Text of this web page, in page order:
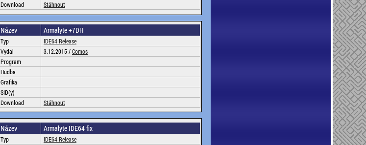
Download
Stáhnout
Název Armalyte +7DH
Typ
IDE64 Release
Vydal
3.12.2015 /Comos
Program
Hudba
Grafika
SID(y)
Download
Stáhnout
Název Armalyte IDE64 fix
Typ
IDE64 Release